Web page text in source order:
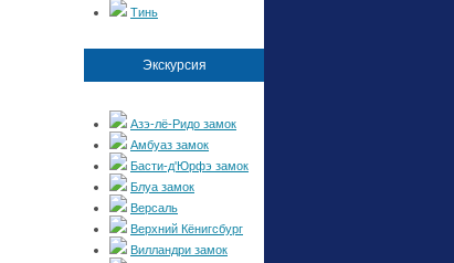
Тинь
Экскурсия
Азэ-лё-Ридо замок
Амбуаз замок
Басти-д'Юрфэ замок
Блуа замок
Версаль
Верхний Кёнигсбург
Вилландри замок